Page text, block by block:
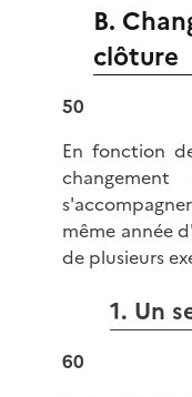
B.
clôture
50
En fonction
même année
de plusieurs
1. Un
60